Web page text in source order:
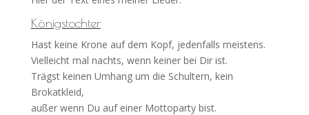
Königstochter
Hast keine Krone auf dem Kopf, jedenfalls meistens.
Vielleicht mal nachts, wenn keiner bei Dir ist.
Trägst keinen Umhang um die Schultern, kein
Brokatkleid,
außer wenn Du auf einer Mottoparty bist.